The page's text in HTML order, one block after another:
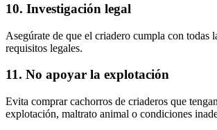
10. Investigación legal
Asegúrate de que el criadero cumpla con todas
requisitos legales.
11. No apoyar la explotación
Evita comprar cachorros de criaderos que
explotación, maltrato animal o condiciones